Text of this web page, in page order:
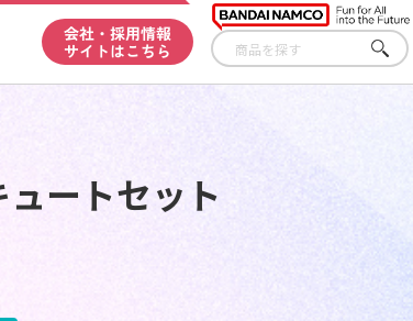
会社・採用情報
サイトはこちら
さが
す
ートセット